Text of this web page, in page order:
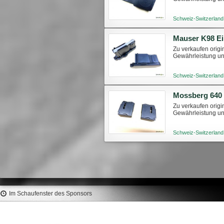
Schweiz-
Mauser K98
Zu verkaufen
Gewährleistung
Schweiz-
Mossberg
Zu verkaufen
Gewährleistung
Schweiz-
Im Schaufenster des Sponsors